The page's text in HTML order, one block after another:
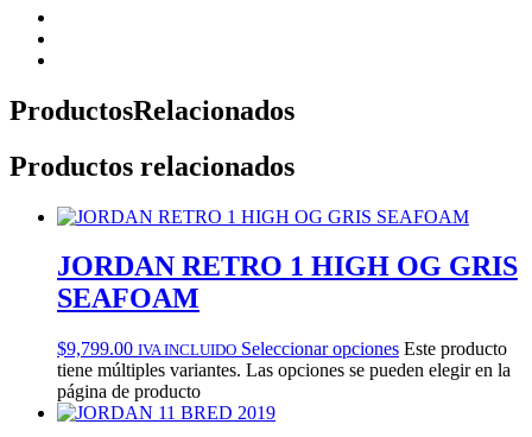
ProductosRelacionados
Productos relacionados
JORDAN RETRO 1 HIGH OG GRIS
SEAFOAM
$9,799.00 IVA INCLUIDO Seleccionar opciones Este producto
tiene múltiples variantes. Las opciones se pueden elegir en la
página de producto